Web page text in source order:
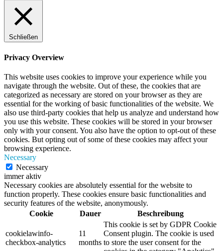
Schließen
Privacy Overview
This website uses cookies to improve your experience while you
navigate through the website. Out of these, the cookies that are
categorized as necessary are stored on your browser as they are
essential for the working of basic functionalities of the website. We
also use third-party cookies that help us analyze and understand how
you use this website. These cookies will be stored in your browser
only with your consent. You also have the option to opt-out of these
cookies. But opting out of some of these cookies may affect your
browsing experience.
Necessary
Necessary
immer aktiv
Necessary cookies are absolutely essential for the website to
function properly. These cookies ensure basic functionalities and
security features of the website, anonymously.
Cookie
Dauer Beschreibung
cookielawinfo-
checkbox-analytics
11
months
This cookie is set by GDPR Cookie
Consent plugin. The cookie is used
to store the user consent for the